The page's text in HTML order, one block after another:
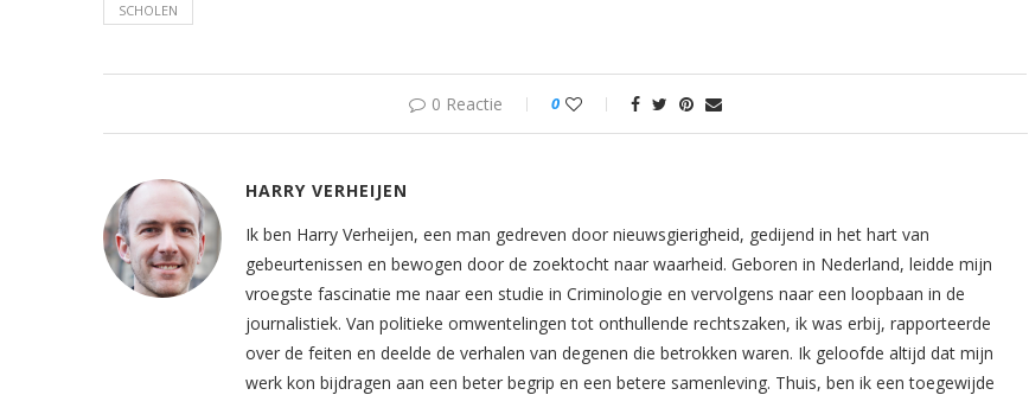
SCHOLEN
0 Reactie 0
HARRY VERHEIJEN
Ik ben Harry Verheijen, een man gedreven door nieuwsgierigheid, gedijend in het hart van
gebeurtenissen en bewogen door de zoektocht naar waarheid. Geboren in Nederland, leidde mijn
vroegste fascinatie me naar een studie in Criminologie en vervolgens naar een loopbaan in de
journalistiek. Van politieke omwentelingen tot onthullende rechtszaken, ik was erbij, rapporteerde
over de feiten en deelde de verhalen van degenen die betrokken waren. Ik geloofde altijd dat mijn
werk kon bijdragen aan een beter begrip en een betere samenleving. Thuis, ben ik een toegewijde